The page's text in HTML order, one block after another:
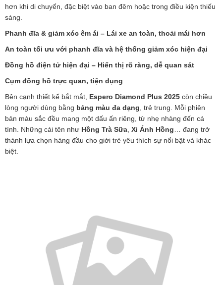
hơn khi di chuyển, đặc biệt vào ban đêm hoặc trong điều kiện thiếu
sáng.
Phanh đĩa & giảm xóc êm ái – Lái xe an toàn, thoải mái hơn
An toàn tối ưu với phanh đĩa và hệ thống giảm xóc hiện đại
Đồng hồ điện tử hiện đại – Hiển thị rõ ràng, dễ quan sát
Cụm đồng hồ trực quan, tiện dụng
Bên cạnh thiết kế bắt mắt, Espero Diamond Plus 2025 còn chiều
lòng người dùng bằng bảng màu đa dạng , trẻ trung. Mỗi phiên
bản màu sắc đều mang một dấu ấn riêng, từ nhẹ nhàng đến cá
tính. Những cái tên như Hồng Trà Sữa Xi Ánh Hồng … đang trở
thành lựa chọn hàng đầu cho giới trẻ yêu thích sự nổi bật và khác
biệt.